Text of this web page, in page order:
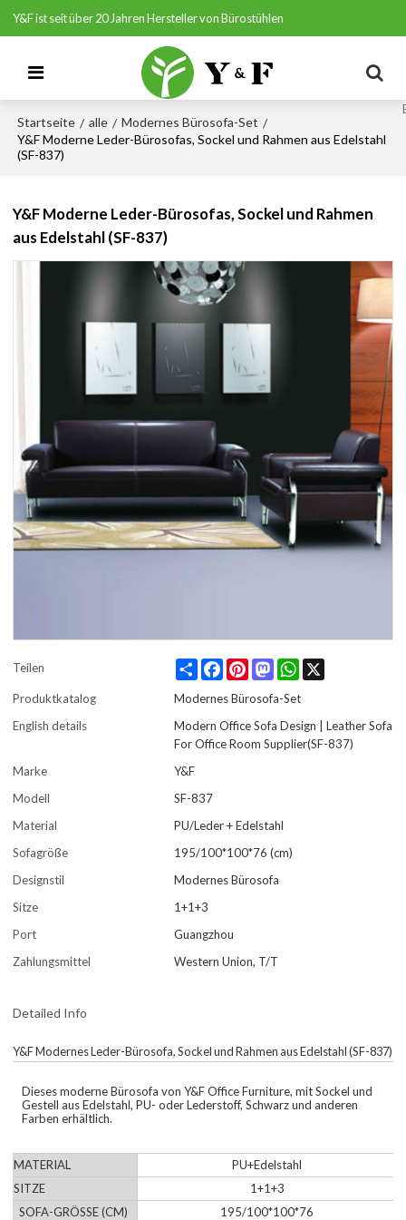
Y&F ist seit über 20 Jahren Hersteller von Bürostühlen
Startseite / alle / Modernes Bürosofa-Set /
Y&F Moderne Leder-Bürosofas, Sockel und Rahmen aus Edelstahl
(SF-837)
Y&F Moderne Leder-Bürosofas, Sockel und Rahmen
aus Edelstahl (SF-837)
Teilen Share FacebookPinterestMastodonWhatsApp
Produktkatalog
Modernes Bürosofa-Set
English details
Modern Office Sofa Design | Leather Sofa
For Office Room Supplier(SF-837)
Marke
Y&F
Modell
SF-837
Material
PU/Leder + Edelstahl
Sofagröße
195/100*100*76 (cm)
Designstil
Modernes Bürosofa
Sitze
1+1+3
Port
Guangzhou
Zahlungsmittel
Western Union, T/T
Detailed Info
Y&F Modernes Leder-Bürosofa, Sockel und Rahmen aus Edelstahl (SF-837)
Dieses moderne Bürosofa von Y&F Office Furniture, mit Sockel und
Gestell aus Edelstahl, PU- oder Lederstoff, Schwarz und anderen
Farben erhältlich.
MATERIAL
PU+Edelstahl
SITZE
1+1+3
SOFA-GRÖSSE (CM)
195/100*100*76